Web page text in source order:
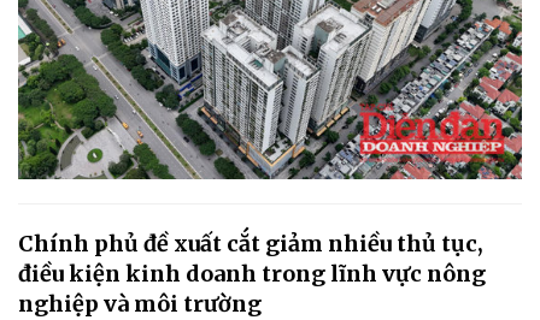
Chính phủ đề xuất cắt giảm nhiều thủ tục,
điều kiện kinh doanh trong lĩnh vực nông
nghiệp và môi trường